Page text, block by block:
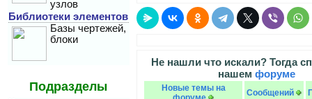
узлов
Библиотеки элементов
Базы чертежей,
блоки
Подразделы
Не нашли что искали? Тогда
нашем форуме
Новые темы на
Сообщений